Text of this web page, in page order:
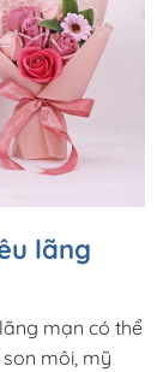
lãng
mạn có thể
môi, mỹ